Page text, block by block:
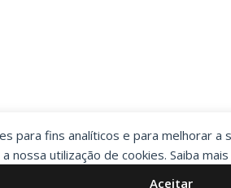
para fins analíticos e para melhorar a
nossa utilização de cookies. Saiba
Aceitar